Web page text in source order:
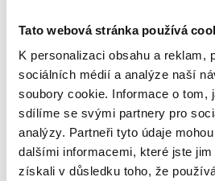
Tato webová stránka používá
K personalizaci obsahu a reklam,
sociálních médií a analýze naší
soubory cookie. Informace o tom,
sdílíme se svými partnery pro
analýzy. Partneři tyto údaje
dalšími informacemi, které jste
získali v důsledku toho, že
UniCredit Bank od